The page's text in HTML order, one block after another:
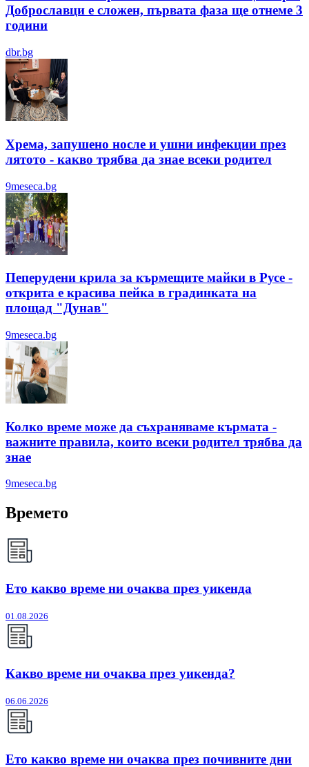
Доброславци е сложен, първата фаза ще отнеме 3
години
dbr.bg
Хрема, запушено носле и ушни инфекции през
лятотo - какво трябва да знае всеки родител
9meseca.bg
Пеперудени крила за кърмещите майки в Русе -
открита е красива пейка в градинката на
площад "Дунав"
9meseca.bg
Колко време може да съхраняваме кърмата -
важните правила, които всеки родител трябва да
знае
9meseca.bg
Времето
Ето какво време ни очаква през уикенда
01.08.2026
Какво време ни очаква през уикенда?
06.06.2026
Ето какво време ни очаква през почивните дни